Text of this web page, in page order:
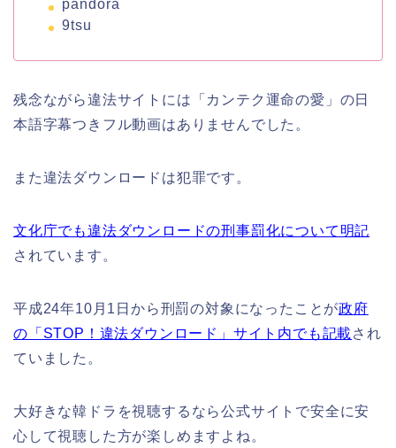
pandora
9tsu
残念ながら違法サイトには「カンテク運命の愛」の日
本語字幕つきフル動画はありませんでした。
また違法ダウンロードは犯罪です。
文化庁でも違法ダウンロードの刑事罰化について明記
されています。
平成24年10月1日から刑罰の対象になったことが政府
の「STOP！違法ダウンロード」サイト内でも記載され
ていました。
大好きな韓ドラを視聴するなら公式サイトで安全に安
心して視聴した方が楽しめますよね。